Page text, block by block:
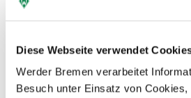
Diese Webseite verwendet
Werder Bremen verarbeitet
Besuch unter Einsatz von